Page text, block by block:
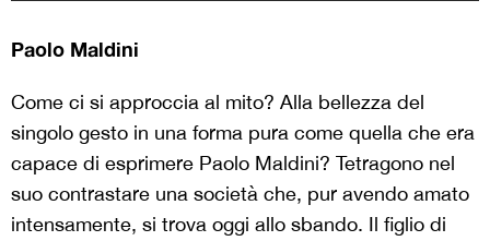
Paolo Maldini
Come ci si approccia al mito? Alla bellezza del
singolo gesto in una forma pura come quella che era
capace di esprimere Paolo Maldini? Tetragono nel
suo contrastare una società che, pur avendo amato
intensamente, si trova oggi allo sbando. Il figlio di